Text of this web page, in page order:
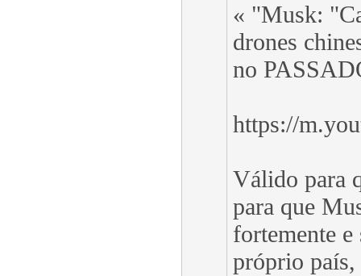
« "Musk:
drones
no
https://
Válido para
para que
fortemente
próprio país,